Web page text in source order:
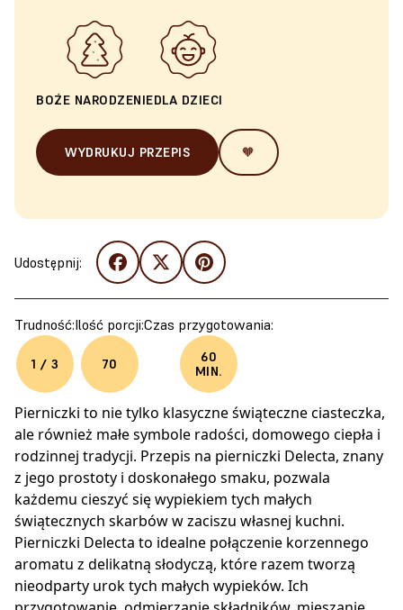
BOŻE NARODZENIEDLA DZIECI
WYDRUKUJ PRZEPIS 🧡
Udostępnij:
Trudność:
1 / 3
Ilość porcji:
70
Czas przygotowania:
60
MIN.
Pierniczki to nie tylko klasyczne świąteczne ciasteczka,
ale również małe symbole radości, domowego ciepła i
rodzinnej tradycji. Przepis na pierniczki Delecta, znany
z jego prostoty i doskonałego smaku, pozwala
każdemu cieszyć się wypiekiem tych małych
świątecznych skarbów w zaciszu własnej kuchni.
Pierniczki Delecta to idealne połączenie korzennego
aromatu z delikatną słodyczą, które razem tworzą
nieodparty urok tych małych wypieków. Ich